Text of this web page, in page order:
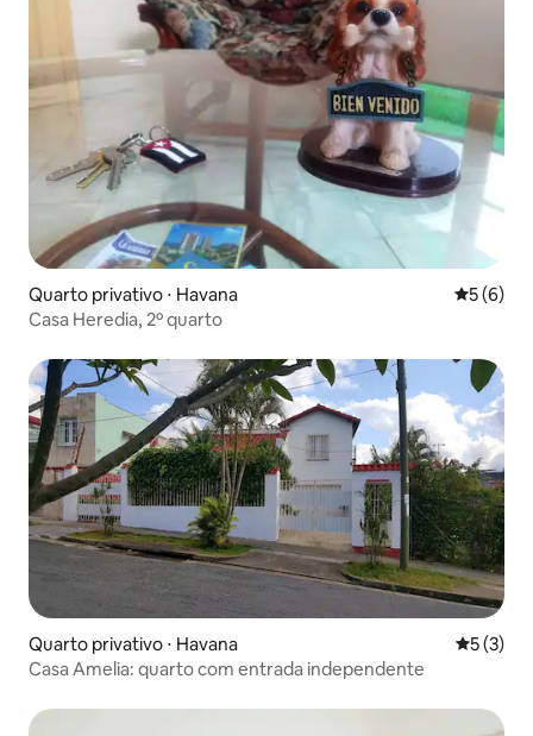
Quarto privativo ⋅ Havana 5 de
5 (6)
Casa Heredia, 2º quarto
Quarto privativo ⋅ Havana 5 de
5 (3)
Casa Amelia: quarto com entrada independente